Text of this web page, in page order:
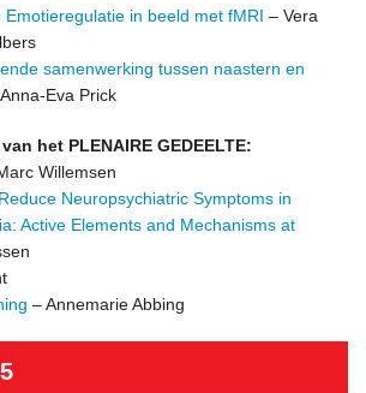
in beeld met fMRI – Vera
samenwerking tussen naastern en
Eva Prick
van het PLENAIRE GEDEELTE:
Willemsen
Neuropsychiatric Symptoms in
Active Elements and Mechanisms at
– Annemarie Abbing